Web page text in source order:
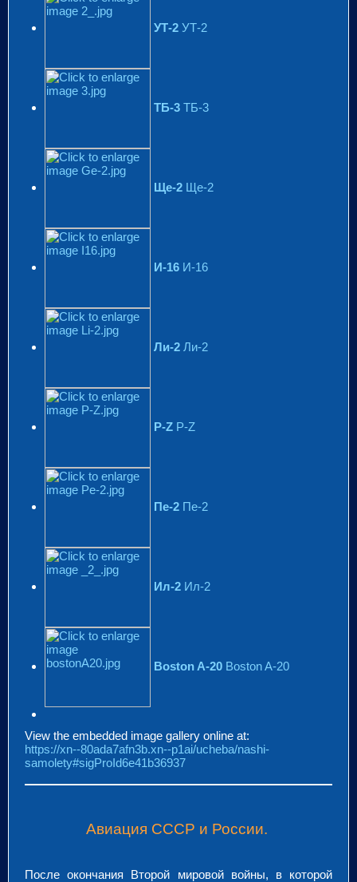
УТ-2 УТ-2
ТБ-3 ТБ-3
Ще-2 Ще-2
И-16 И-16
Ли-2 Ли-2
Р-Z Р-Z
Пе-2 Пе-2
Ил-2 Ил-2
Вoston A-20 Вoston A-20
View the embedded image gallery online at:
https://xn--80ada7afn3b.xn--p1ai/ucheba/nashi-
samolety#sigProId6e41b36937
Авиация СССР и России.
После окончания Второй мировой войны, в которой